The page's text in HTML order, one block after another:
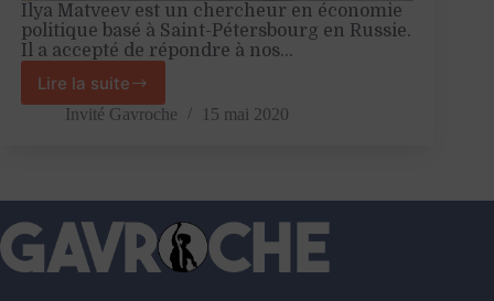
Ilya Matveev est un chercheur en économie
politique basé à Saint-Pétersbourg en Russie.
Il a accepté de répondre à nos…
Lire la suite
Russie
VS
avec
Ilya
Matveev
Invité Gavroche 15 mai 2020